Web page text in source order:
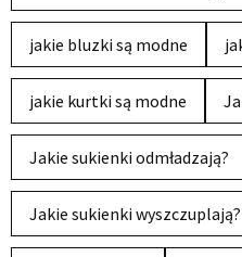
jakie bluzki są modne
jakie kurtki są modne
Jakie sukienki odmładzają?
Jakie sukienki wyszczuplają?